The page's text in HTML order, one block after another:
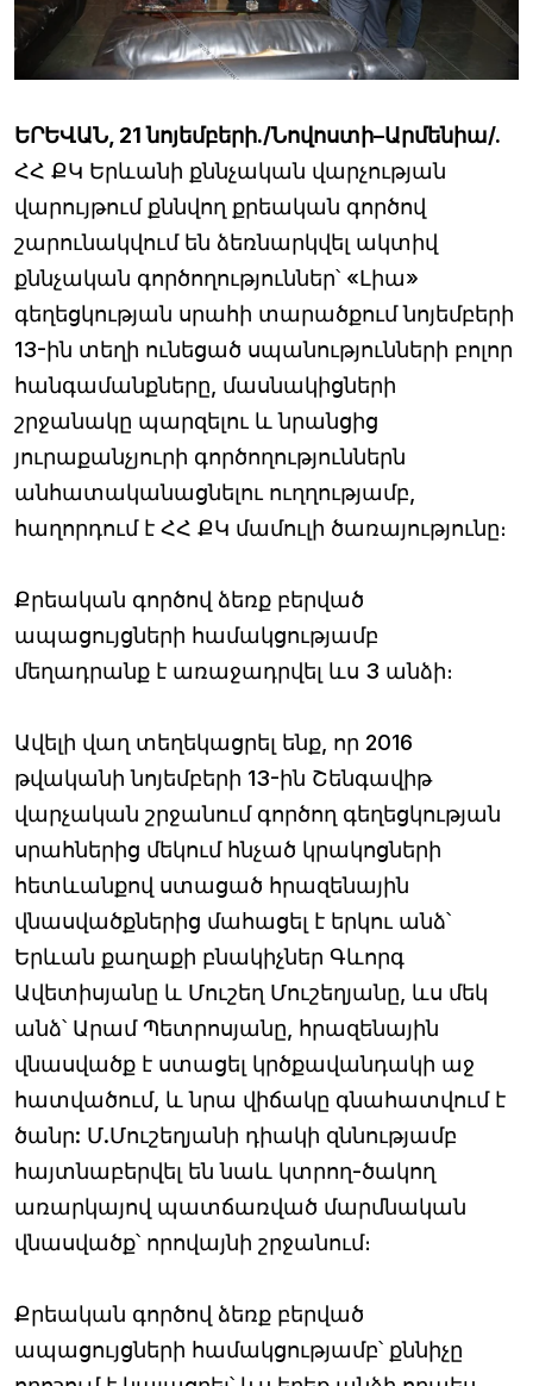
ԵՐԵՎԱՆ, 21 նոյեմբերի./Նովոստի–Արմենիա/.
ՀՀ ՔԿ Երևանի քննչական վարչության
վարույթում քննվող քրեական գործով
շարունակվում են ձեռնարկվել ակտիվ
քննչական գործողություններ՝ «Լիա»
գեղեցկության սրահի տարածքում նոյեմբերի
13-ին տեղի ունեցած սպանությունների բոլոր
հանգամանքները, մասնակիցների
շրջանակը պարզելու և նրանցից
յուրաքանչյուրի գործողություններն
անհատականացնելու ուղղությամբ,
հաղորդում է ՀՀ ՔԿ մամուլի ծառայությունը։
Քրեական գործով ձեռք բերված
ապացույցների համակցությամբ
մեղադրանք է առաջադրվել ևս 3 անձի։
Ավելի վաղ տեղեկացրել ենք, որ 2016
թվականի նոյեմբերի 13-ին Շենգավիթ
վարչական շրջանում գործող գեղեցկության
սրահներից մեկում հնչած կրակոցների
հետևանքով ստացած հրազենային
վնասվածքներից մահացել է երկու անձ՝
Երևան քաղաքի բնակիչներ Գևորգ
Ավետիսյանը և Մուշեղ Մուշեղյանը, ևս մեկ
անձ՝ Արամ Պետրոսյանը, հրազենային
վնասվածք է ստացել կրծքավանդակի աջ
հատվածում, և նրա վիճակը գնահատվում է
ծանր: Մ.Մուշեղյանի դիակի զննությամբ
հայտնաբերվել են նաև կտրող-ծակող
առարկայով պատճառված մարմնական
վնասվածք՝ որովայնի շրջանում։
Քրեական գործով ձեռք բերված
ապացույցների համակցությամբ՝ քննիչը